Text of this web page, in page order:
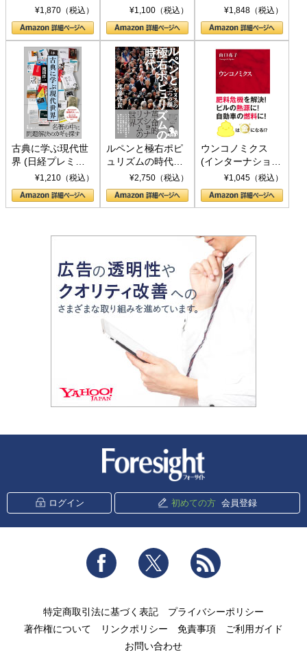
トランプとBRICS
の挑戦
¥1,870（税込）
下、ソ連参戦、そ
して聖断 (PHP新
書)
¥1,100（税込） ¥1,848（税込）
古典に学ぶ現代世
界 (日経プレミア
シリーズ)¥1,210（税込）
ルペンと極右ポピ
ュリズムの時代：
〈ヤヌス〉の二つ
の顔
¥2,750（税込）
ウンコノミクス
(インターナショナ
ル新書)¥1,045（税込）
ログイン 初めての方 会員登録
Facebook Twitter
特定商取引法に基づく表記
プライバシーポリシー
著作権について
リンクポリシー 免責事項
ご利用ガイド
お問い合わせ